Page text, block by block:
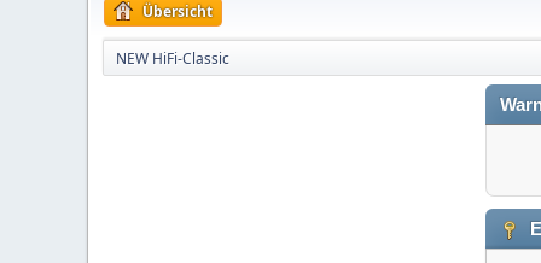
Übersicht
NEW HiFi-Classic